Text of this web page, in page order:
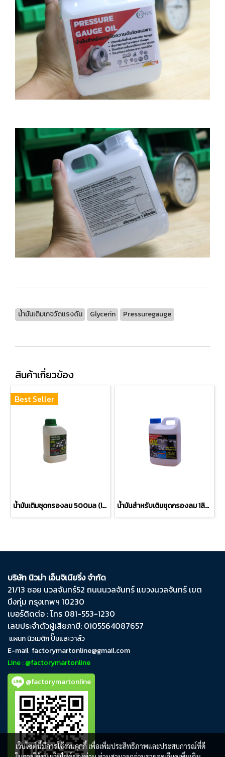
น้ำมันเติมเกจวัดแรงดัน Glycerin Pressuregauge
สินค้าเกี่ยวข้อง
Best Seller
น้ำมันเติมชุดกรองลม 500มล (lubricant oil for service unit 500ml) น้ำมันสำหรับเติมชุดกรองลม 1ลิตร (lubricant oil 1 litre)
บริษัท นิวม่า เอ็นจิเนียริ่ง จำกัด
21/13 ซอย นวลจันทร์​52 ถนน​นวลจันทร์​ แขวง​นวลจันทร์​ เขต​
บึงกุ่ม​ กรุงเทพฯ​ 10230
เบอร์ติดต่อ : โทร 081-553-1230
เลขประจำตัวผู้เสียภาษี: 0105564087657
แผนก นิวเมติก ปั๊มและวาล์ว
E-mail factorymartonline@gmail.com
Line : @factorymartonline
@factorymartonline
เว็บไซต์นี้มีการใช้งานคุกกี้ เพื่อเพิ่มประสิทธิภาพและประสบการณ์ที่ดี